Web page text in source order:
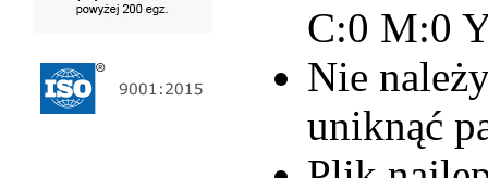
C:0 M:0
Nie
uniknąć